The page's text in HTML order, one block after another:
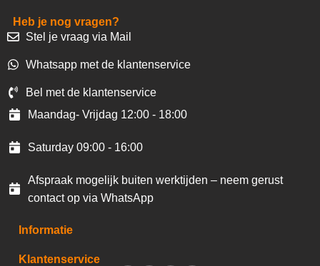
Heb je nog vragen?
Stel je vraag via Mail
Whatsapp met de klantenservice
Bel met de klantenservice
Maandag- Vrijdag 12:00 - 18:00
Saturday 09:00 - 16:00
Afspraak mogelijk buiten werktijden – neem gerust
contact op via WhatsApp
Informatie
Klantenservice